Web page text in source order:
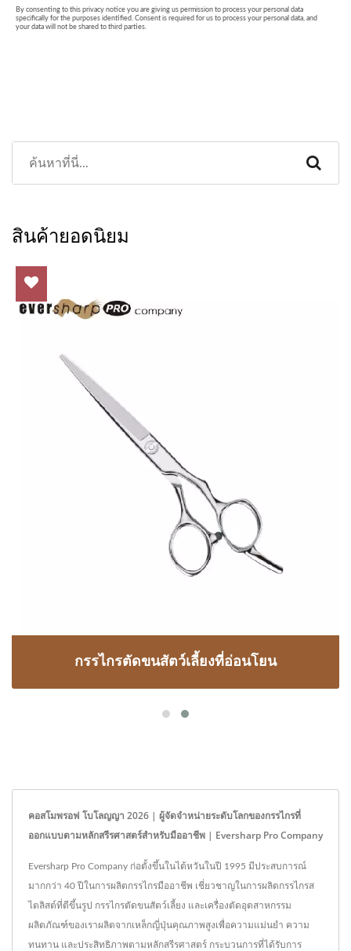
สินค้ายอดนิยม
กรรไกรตัดขนสัตว์เลี้ยงที่อ่อนโยน
คอสโมพรอฟ โบโลญญา 2026 | ผู้จัดจำหน่ายระดับโลกของกรรไกรที่
ออกแบบตามหลักสรีรศาสตร์สำหรับมืออาชีพ | Eversharp Pro Company
Eversharp Pro Company ก่อตั้งขึ้นในไต้หวันในปี 1995 มีประสบการณ์
มากกว่า 40 ปีในการผลิตกรรไกรมืออาชีพ เชี่ยวชาญในการผลิตกรรไกรส
ไตลิสต์ที่ตีขึ้นรูป กรรไกรตัดขนสัตว์เลี้ยง และเครื่องตัดอุตสาหกรรม
ผลิตภัณฑ์ของเราผลิตจากเหล็กญี่ปุ่นคุณภาพสูงเพื่อความแม่นยำ ความ
ทนทาน และประสิทธิภาพตามหลักสรีรศาสตร์ กระบวนการที่ได้รับการ